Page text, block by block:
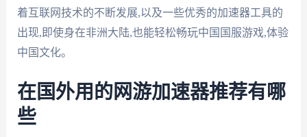
着互联网技术的不断发展,以及一些优秀的加速器工具的
出现,即使身在非洲大陆,也能轻松畅玩中国国服游戏,体验
中国文化。
在国外用的网游加速器推荐有哪
些